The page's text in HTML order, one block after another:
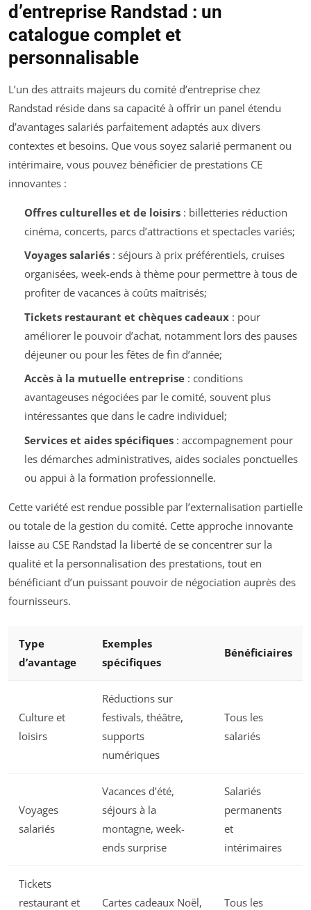
d’entreprise Randstad : un
catalogue complet et
personnalisable
L’un des attraits majeurs du comité d’entreprise chez
Randstad réside dans sa capacité à offrir un panel étendu
d’avantages salariés parfaitement adaptés aux divers
contextes et besoins. Que vous soyez salarié permanent ou
intérimaire, vous pouvez bénéficier de prestations CE
innovantes :
Offres culturelles et de loisirs: billetteries réduction
cinéma, concerts, parcs d’attractions et spectacles variés;
Voyages salariés: séjours à prix préférentiels, cruises
organisées, week-ends à thème pour permettre à tous de
profiter de vacances à coûts maîtrisés;
Tickets restaurant et chèques cadeaux: pour
améliorer le pouvoir d’achat, notamment lors des pauses
déjeuner ou pour les fêtes de fin d’année;
Accès à la mutuelle entreprise: conditions
avantageuses négociées par le comité, souvent plus
intéressantes que dans le cadre individuel;
Services et aides spécifiques: accompagnement pour
les démarches administratives, aides sociales ponctuelles
ou appui à la formation professionnelle.
Cette variété est rendue possible par l’externalisation partielle
ou totale de la gestion du comité. Cette approche innovante
laisse au CSE Randstad la liberté de se concentrer sur la
qualité et la personnalisation des prestations, tout en
bénéficiant d’un puissant pouvoir de négociation auprès des
fournisseurs.
Type
d’avantage
Exemples
spécifiques
Bénéficiaires
Culture et
loisirs
Réductions sur
festivals, théâtre,
supports
numériques
Tous les
salariés
Voyages
salariés
Vacances d’été,
séjours à la
montagne, week-
ends surprise
Salariés
permanents
et
intérimaires
Tickets
restaurant et
Cartes cadeaux Noël,
Tous les